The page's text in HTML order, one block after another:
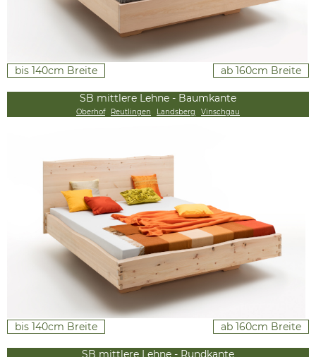
bis 140cm Breite ab 160cm Breite
SB mittlere Lehne - Baumkante
Oberhof Reutlingen Landsberg Vinschgau
bis 140cm Breite ab 160cm Breite
SB mittlere Lehne - Rundkante